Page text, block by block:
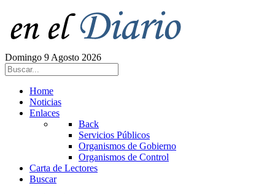
Domingo 9 Agosto 2026
Home
Noticias
Enlaces
Back
Servicios Públicos
Organismos de Gobierno
Organismos de Control
Carta de Lectores
Buscar